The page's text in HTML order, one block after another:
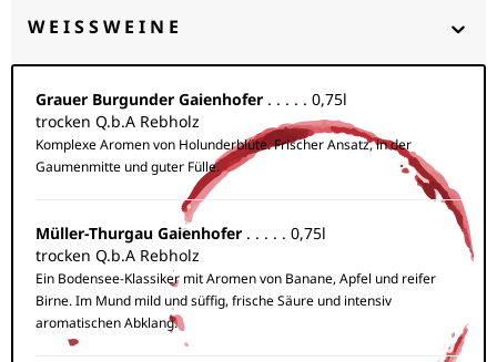
WEISSWEINE
Grauer Burgunder Gaienhofer . . . . . 0,75l
trocken Q.b.A Rebholz
Komplexe Aromen von Holunderblüte. Frischer Ansatz, in der
Gaumenmitte und guter Fülle.
Müller-Thurgau Gaienhofer . . . . . 0,75l
trocken Q.b.A Rebholz
Ein Bodensee-Klassiker mit Aromen von Banane, Apfel und reifer
Birne. Im Mund mild und süffig, frische Säure und intensiv
aromatischen Abklang.